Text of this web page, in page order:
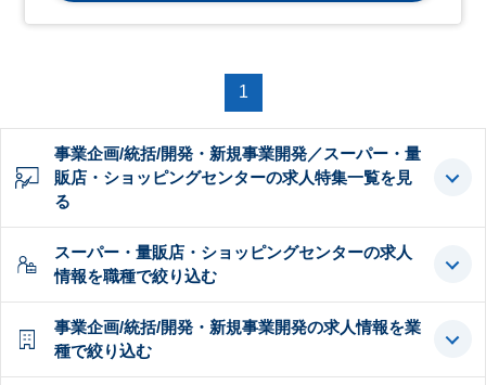
1
事業企画/統括/開発・新規事業開発／スーパー・量
販店・ショッピングセンターの求人特集一覧を見
る
スーパー・量販店・ショッピングセンターの求人
情報を職種で絞り込む
事業企画/統括/開発・新規事業開発の求人情報を業
種で絞り込む